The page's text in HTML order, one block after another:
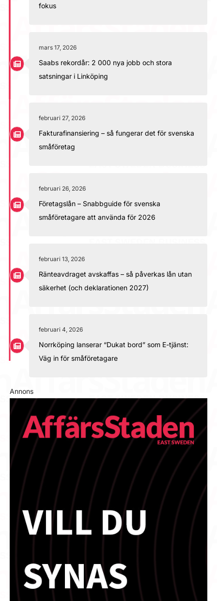
fokus
mars 17, 2026
Saabs rekordår: 2 000 nya jobb och stora
satsningar i Linköping
februari 27, 2026
Fakturafinansiering – så fungerar det för svenska
småföretag
februari 26, 2026
Företagslån – Snabbguide för svenska
småföretagare att använda för 2026
februari 13, 2026
Ränteavdraget avskaffas – så påverkas lån utan
säkerhet (och deklarationen 2027)
februari 4, 2026
Norrköping lanserar “Dukat bord” som E-tjänst:
Väg in för småföretagare
Annons